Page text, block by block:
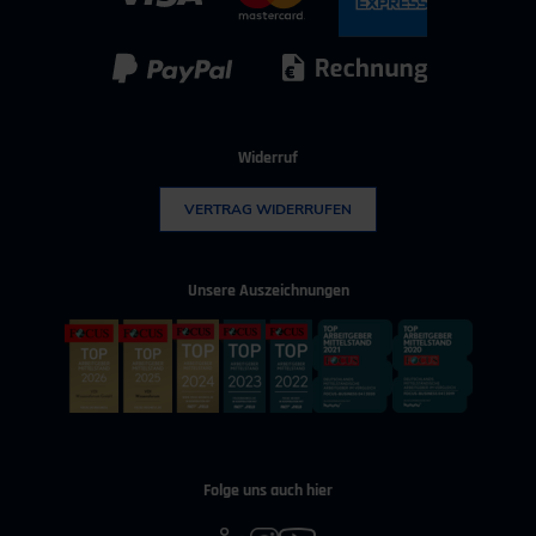
Widerruf
VERTRAG WIDERRUFEN
Unsere Auszeichnungen
Folge uns auch hier